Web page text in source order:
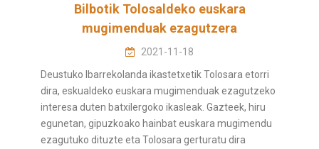
Bilbotik Tolosaldeko euskara
mugimenduak ezagutzera
2021-11-18
Deustuko Ibarrekolanda ikastetxetik Tolosara etorri
dira, eskualdeko euskara mugimenduak ezagutzeko
interesa duten batxilergoko ikasleak. Gazteek, hiru
egunetan, gipuzkoako hainbat euskara mugimendu
ezagutuko dituzte eta Tolosara gerturatu dira